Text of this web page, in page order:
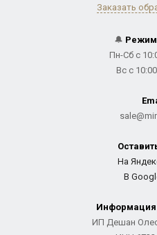
Заказать
🔔 Режим
Пн-Сб с
Вс с
На
В
Информация
ИП Дешан